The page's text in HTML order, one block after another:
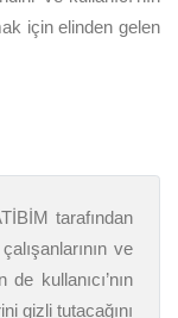
için elinden gelen
tarafından
ve
kullanıcı’nın
gizli tutacağını